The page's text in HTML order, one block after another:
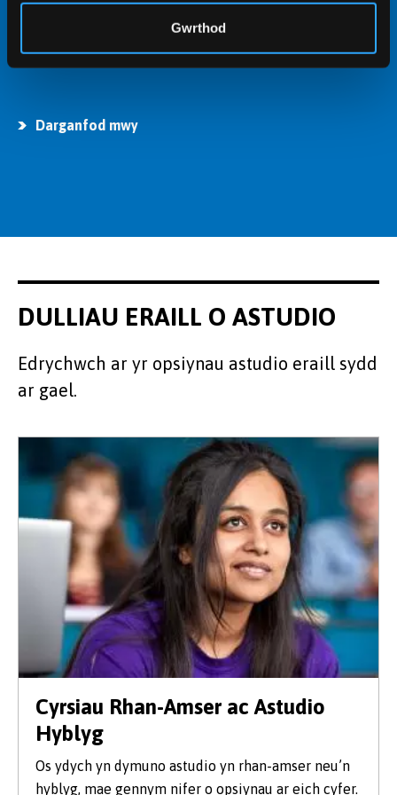
Gwrthod
Mae sawl ysgoloriaeth, efrydiaeth a bwrsariaeth ar
gael i helpu ariannu eich astudiaethau
Darganfod mwy
DULLIAU ERAILL O ASTUDIO
Edrychwch ar yr opsiynau astudio eraill sydd
ar gael.
Cyrsiau Rhan-Amser ac Astudio
Hyblyg
Os ydych yn dymuno astudio yn rhan-amser neu’n
hyblyg, mae gennym nifer o opsiynau ar eich cyfer.